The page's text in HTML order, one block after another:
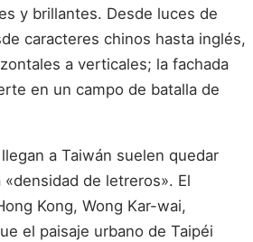
y brillantes. Desde luces de
caracteres chinos hasta inglés,
a verticales; la fachada
en un campo de batalla de
a Taiwán suelen quedar
de letreros». El
Kong, Wong Kar-wai,
el paisaje urbano de Taipéi